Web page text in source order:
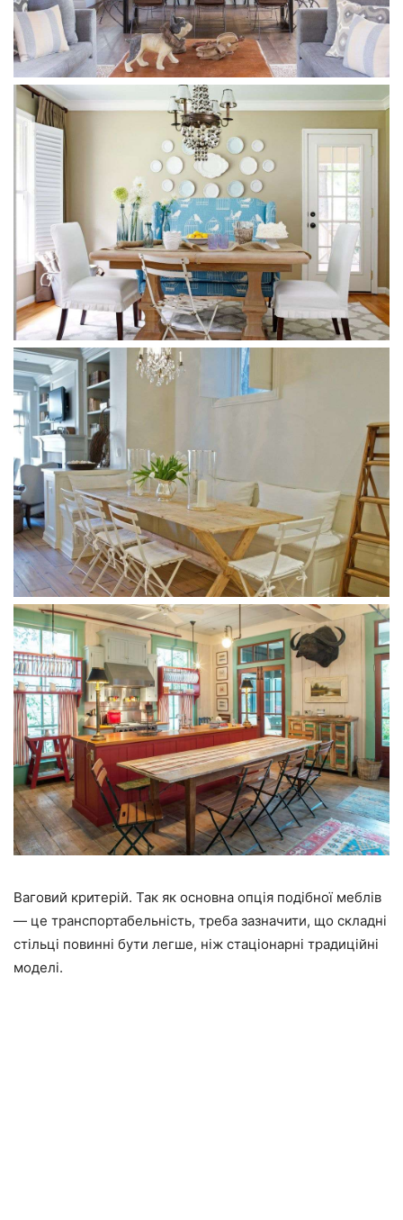
Ваговий критерій. Так як основна опція подібної меблів
— це транспортабельність, треба зазначити, що складні
стільці повинні бути легше, ніж стаціонарні традиційні
моделі.